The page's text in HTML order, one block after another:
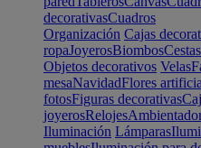
decorativasCuadros
Organización Cajas
ropaJoyerosBiombosCestas
Objetos decorativos Velas
mesaNavidadFlores
fotosFiguras decorativas
joyerosRelojes
Iluminación Lámparas